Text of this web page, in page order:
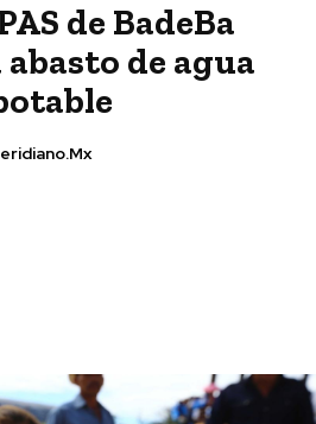
de BadeBa
de agua